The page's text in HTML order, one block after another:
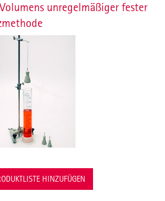
unregelmäßiger fester
HINZUFÜGEN